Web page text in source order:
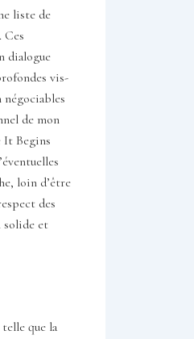
liste de
Ces
dialogue
vis-
négociables
de mon
It Begins
loin d’être
des
solide et
que la